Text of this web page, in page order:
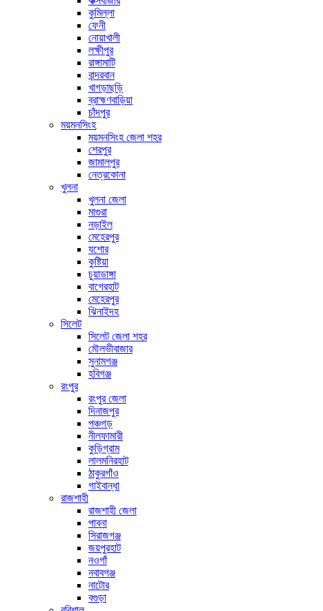
কুমিল্লা
ফেনী
নোয়াখালী
লক্ষীপুর
রাঙ্গামাটি
বান্দরবান
খাগড়াছড়ি
ব্রাহ্মণবাড়িয়া
চাঁদপুর
ময়মনসিংহ
ময়মনসিংহ জেলা শহর
শেরপুর
জামালপুর
নেত্রকোনা
খুলনা
খুলনা জেলা
মাগুরা
নড়াইল
মেহেরপুর
যশোর
কুষ্টিয়া
চুয়াডাঙ্গা
বাগেরহাট
মেহেরপুর
ঝিনাইদহ
সিলেট
সিলেট জেলা শহর
মৌলভীবাজার
সুনামগঞ্জ
হবিগঞ্জ
রংপুর
রংপুর জেলা
দিনাজপুর
পঞ্চগড়
নীলফামারী
কুড়িগ্রাম
লালমনিরহাট
ঠাকুরগাঁও
গাইবান্ধা
রাজশাহী
রাজশাহী জেলা
পাবনা
সিরাজগঞ্জ
জয়পুরহাট
নওগাঁ
নবাবগঞ্জ
নাটোর
বগুড়া